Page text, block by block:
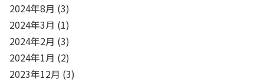
2024年8月 (3)
2024年3月 (1)
2024年2月 (3)
2024年1月 (2)
2023年12月 (3)